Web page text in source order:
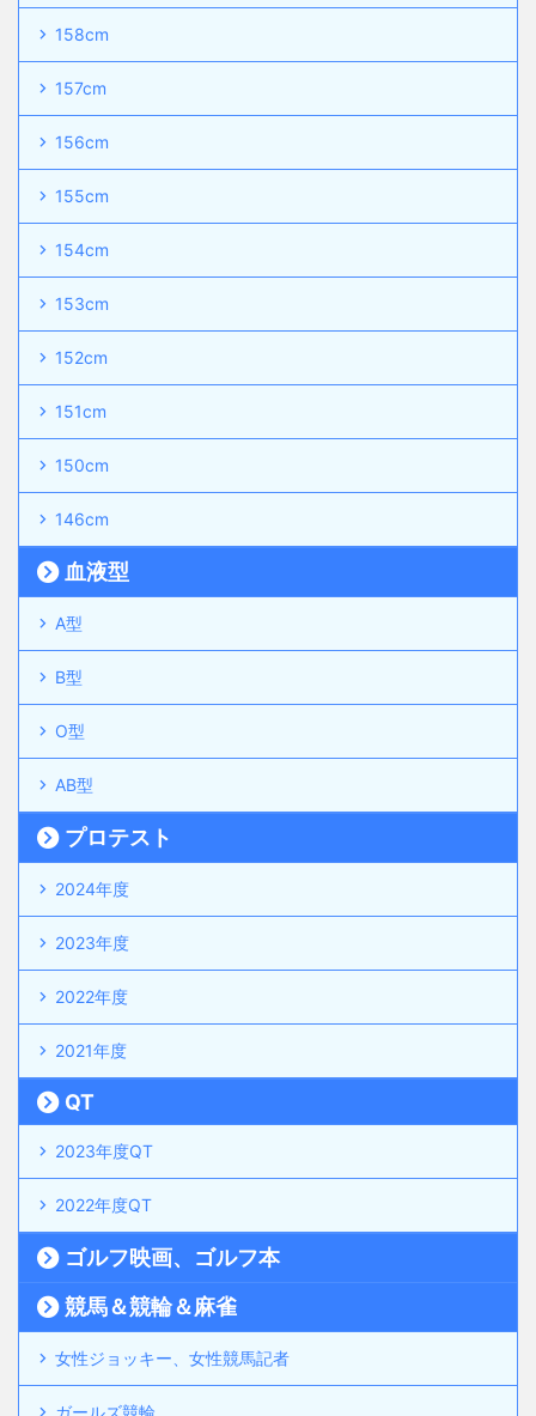
158cm
157cm
156cm
155cm
154cm
153cm
152cm
151cm
150cm
146cm
血液型
A型
B型
O型
AB型
プロテスト
2024年度
2023年度
2022年度
2021年度
QT
2023年度QT
2022年度QT
ゴルフ映画、ゴルフ本
競馬＆競輪＆麻雀
女性ジョッキー、女性競馬記者
ガールズ競輪